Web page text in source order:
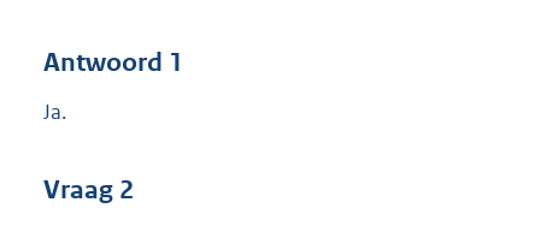
Antwoord 1
Ja.
Vraag 2